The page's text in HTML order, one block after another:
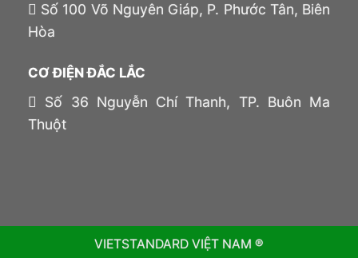
Số 100 Võ Nguyên Giáp, P. Phước Tân, Biên
Hòa
CƠ ĐIỆN ĐẮC LẮC
Số 36 Nguyễn Chí Thanh, TP. Buôn Ma
Thuột
VIETSTANDARD VIỆT NAM ®